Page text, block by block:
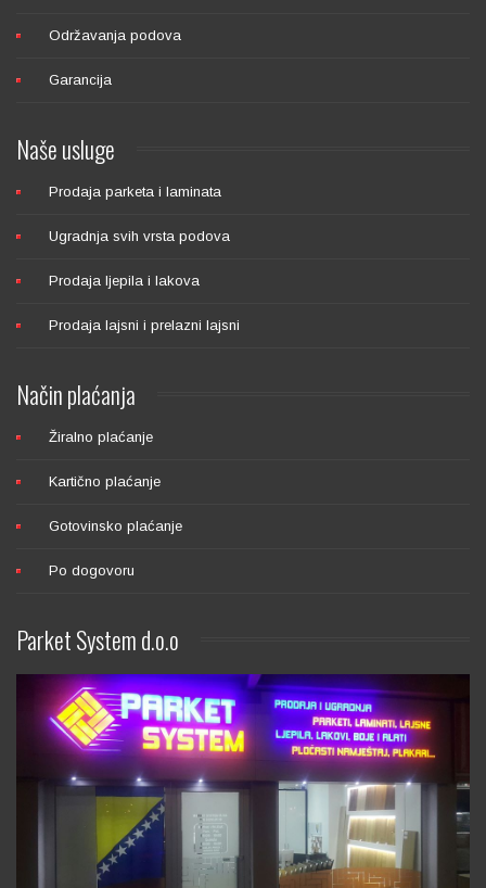
Održavanja podova
Garancija
Našeusluge
Prodaja parketa i laminata
Ugradnja svih vrsta podova
Prodaja ljepila i lakova
Prodaja lajsni i prelazni lajsni
Načinplaćanja
Žiralno plaćanje
Kartično plaćanje
Gotovinsko plaćanje
Po dogovoru
ParketSystem d.o.o